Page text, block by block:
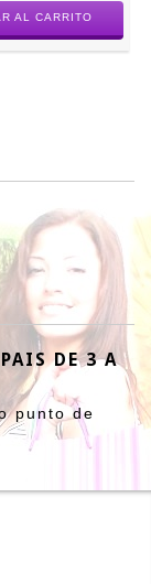
AL CARRITO
DE 3 A
punto de